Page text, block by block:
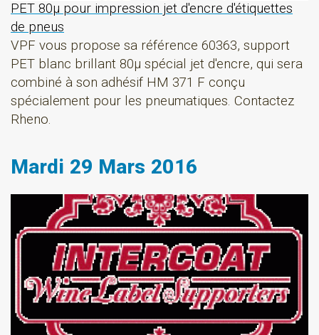
PET 80µ pour impression jet d'encre d'étiquettes
de pneus
VPF vous propose sa référence 60363, support
PET blanc brillant 80µ spécial jet d'encre, qui sera
combiné à son adhésif HM 371 F conçu
spécialement pour les pneumatiques. Contactez
Rheno.
Mardi 29 Mars 2016